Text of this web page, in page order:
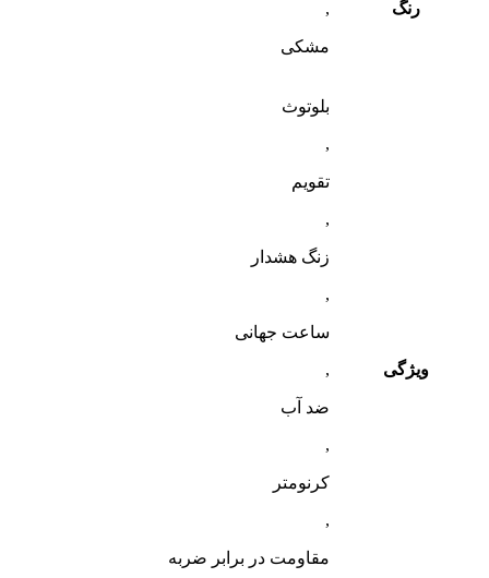
رنگ ,
مشکی
ویژگی
بلوتوث
,
تقویم
,
زنگ هشدار
,
ساعت جهانی
,
ضد آب
,
کرنومتر
,
مقاومت در برابر ضربه